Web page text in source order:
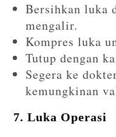
Bersihkan luka
mengalir.
Kompres luka
Tutup dengan
Segera ke
kemungkinan
7. Luka Operasi